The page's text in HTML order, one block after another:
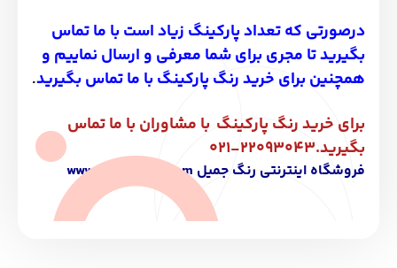
درصورتی که تعداد پارکینگ زیاد است با ما تماس
بگیرید تا مجری برای شما معرفی و ارسال نماییم و
همچنین برای خرید رنگ پارکینگ با ما تماس بگیرید.
برای خرید رنگ پارکینگ با مشاوران با ما تماس
بگیرید.22093043-021
فروشگاه اینترنتی رنگ جمیل www.jamilpaint.com